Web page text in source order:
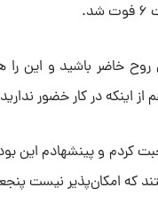
روح خاضر باشید و این را
اینکه در کار خضور
کردم و پینشهادم این
که امکان‌پذیر نیست